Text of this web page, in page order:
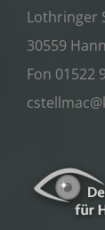
Lothringer
30559
Fon 01522